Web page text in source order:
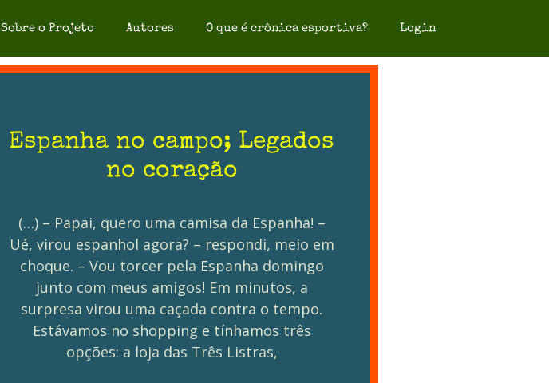
Sobre o Projeto Autores O que é crônica esportiva? Login
Espanha no campo; Legados
no coração
(…) – Papai, quero uma camisa da Espanha! –
Ué, virou espanhol agora? – respondi, meio em
choque. – Vou torcer pela Espanha domingo
junto com meus amigos! Em minutos, a
surpresa virou uma caçada contra o tempo.
Estávamos no shopping e tínhamos três
opções: a loja das Três Listras,